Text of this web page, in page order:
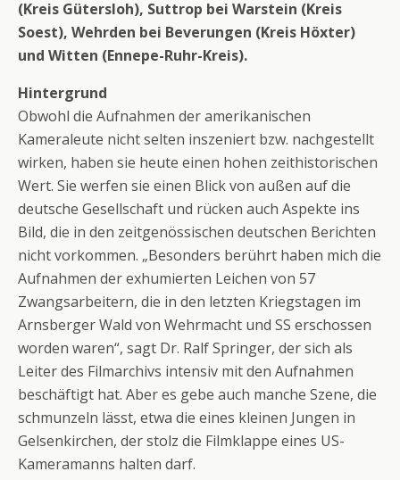
(Kreis Gütersloh), Suttrop bei Warstein (Kreis
Soest), Wehrden bei Beverungen (Kreis Höxter)
und Witten (Ennepe-Ruhr-Kreis).
Hintergrund
Obwohl die Aufnahmen der amerikanischen
Kameraleute nicht selten inszeniert bzw. nachgestellt
wirken, haben sie heute einen hohen zeithistorischen
Wert. Sie werfen sie einen Blick von außen auf die
deutsche Gesellschaft und rücken auch Aspekte ins
Bild, die in den zeitgenössischen deutschen Berichten
nicht vorkommen. „Besonders berührt haben mich die
Aufnahmen der exhumierten Leichen von 57
Zwangsarbeitern, die in den letzten Kriegstagen im
Arnsberger Wald von Wehrmacht und SS erschossen
worden waren“, sagt Dr. Ralf Springer, der sich als
Leiter des Filmarchivs intensiv mit den Aufnahmen
beschäftigt hat. Aber es gebe auch manche Szene, die
schmunzeln lässt, etwa die eines kleinen Jungen in
Gelsenkirchen, der stolz die Filmklappe eines US-
Kameramanns halten darf.